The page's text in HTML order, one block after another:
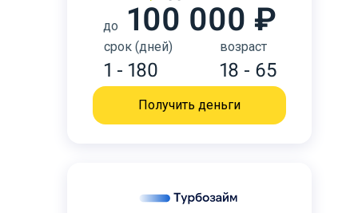
до 100 000 ₽
срок (дней)
1 - 180
возраст
18 - 65
Получить деньги